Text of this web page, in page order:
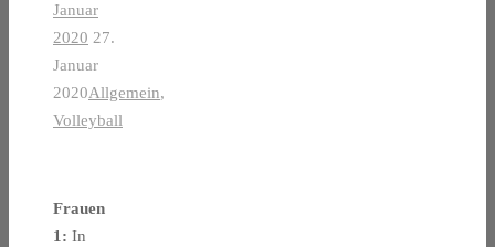
Januar
2020 27.
Januar
2020Allgemein,
Volleyball
Frauen
1: In